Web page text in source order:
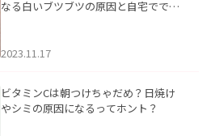
なる白いブツブツの原因と自宅ででき
2023.11.17
ビタミンCは朝つけちゃだめ？日焼け
やシミの原因になるってホント？